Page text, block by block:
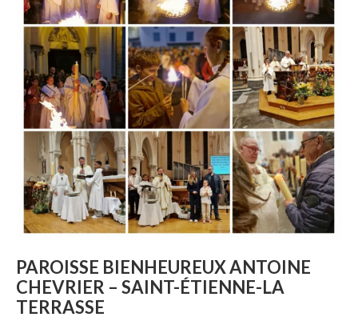
PAROISSE BIENHEUREUX ANTOINE
CHEVRIER – SAINT-ÉTIENNE-LA
TERRASSE